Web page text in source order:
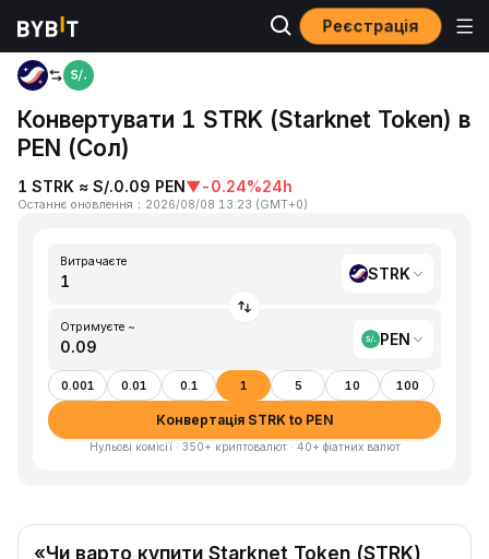
Реєстрація
Головна
Конвертувати 1 STRK (Starknet Token) в
PEN (Сол)
1 STRK ≈ S/.0.09 PEN▼-0.24%24h
Останнє оновлення ： 2026/08/08 13:23 (GMT+0)
Витрачаєте
STRK
Отримуєте ~
PEN
0.001 0.01 0.1 1 5 10 100
Конвертація STRK to PEN
Нульові комісії · 350+ криптовалют · 40+ фіатних валют
«Чи варто купити Starknet Token (STRK)